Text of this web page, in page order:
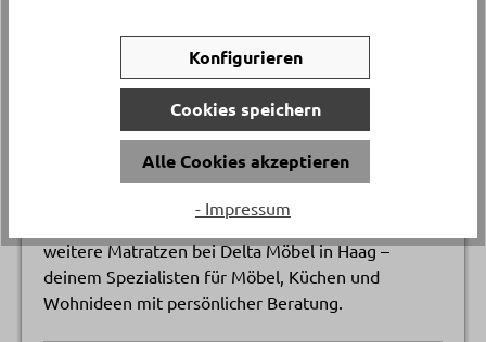
Die Matratze Body Luxe von Bico überzeugt mit
ihrem hochwertigen BodyZone Bezug und bietet
dank der Schützzone, Lordosenstütze und
intelligenten Stützelementen optimale Ergonomie
für erholsame Nächte. Mit einer komfortablen
Sitzhöhe von etwa 24 cm passt sie ideal auf viele
Lattenroste und sorgt für tiefen Schlaf und
wohltuende Entspannung. Entdecke diese und viele
weitere Matratzen bei Delta Möbel in Haag –
deinem Spezialisten für Möbel, Küchen und
Wohnideen mit persönlicher Beratung.
Konfigurieren
Cookies speichern
Alle Cookies akzeptieren
- Impressum